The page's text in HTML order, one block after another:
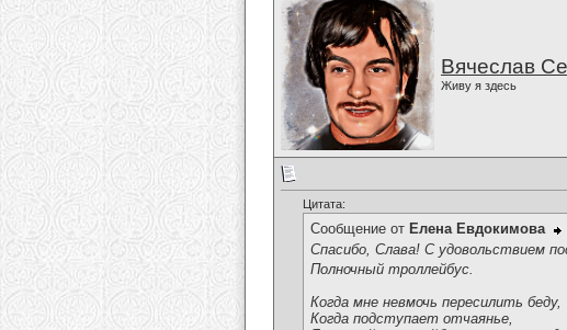
Вячеслав
Живу я здесь
Цитата:
Сообщение от Елена Евдокимова
Спасибо, Слава! С удовольствием
Полночный троллейбус.
Когда мне невмочь пересилить беду,
Когда подступает отчаянье,